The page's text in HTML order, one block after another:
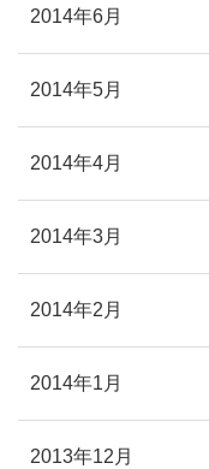
2014年6月
2014年5月
2014年4月
2014年3月
2014年2月
2014年1月
2013年12月